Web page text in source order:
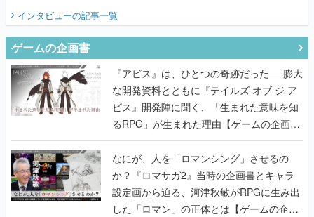
てみた
インタビューの記事一覧
ゲームの企画書
『アビス』は、ひとつの奇跡だった──膨大
な開発資料とともに『テイルズ オブ ジ ア
ビス』開発陣に聞く、「生まれた意味を知
るRPG」が生まれた理由【ゲームの企画
書】
なにが、人を「ロマンシング」させるの
か？『ロマサガ2』当時の企画書とキャラ
設定画から迫る、河津秋敏がRPGに生み出
した「ロマン」の正体とは【ゲームの企画